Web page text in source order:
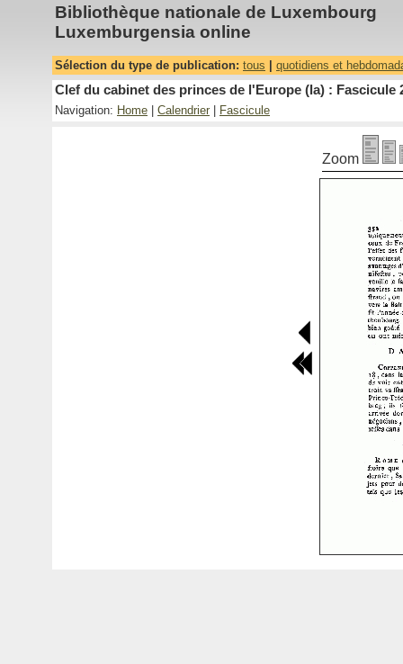
Bibliothèque nationale de Luxembourg
Luxemburgensia online
Sélection du type de publication: tous quotidiens et
Clef du cabinet des princes de l'Europe (la) : Fascicule
Navigation: Home Calendrier Fascicule
Zoom